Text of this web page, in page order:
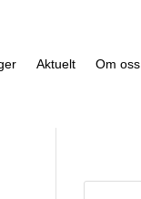
Aktuelt Om oss